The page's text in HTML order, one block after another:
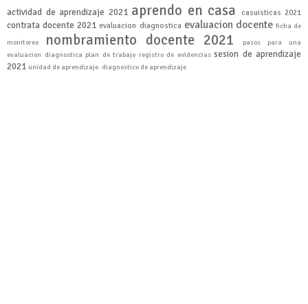
actividad de aprendizaje 2021 aprendo en casa casuisticas 2021
contrata docente 2021 evaluacion diagnostica evaluacion docente ficha de
monitoreo
nombramiento docente 2021
pasos para una
evaluacion diagnostica plan de trabajo registro de evidencias sesion de aprendizaje
2021 unidad de aprendizaje. diagnostico de aprendizaje